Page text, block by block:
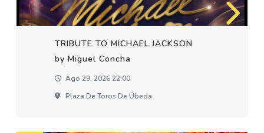
TRIBUTE TO MICHAEL JACKSON
by Miguel Concha
Ago 29, 2026 22:00
Plaza De Toros De Úbeda